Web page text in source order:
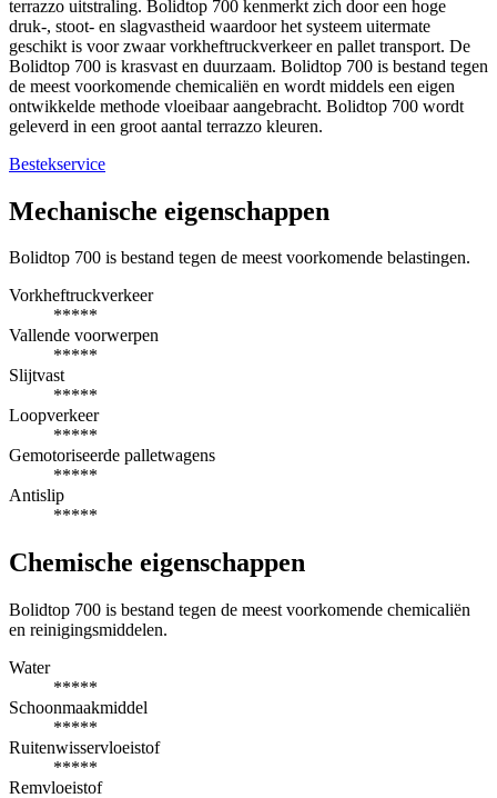
terrazzo uitstraling. Bolidtop 700 kenmerkt zich door een hoge
druk-, stoot- en slagvastheid waardoor het systeem uitermate
geschikt is voor zwaar vorkheftruckverkeer en pallet transport. De
Bolidtop 700 is krasvast en duurzaam. Bolidtop 700 is bestand tegen
de meest voorkomende chemicaliën en wordt middels een eigen
ontwikkelde methode vloeibaar aangebracht. Bolidtop 700 wordt
geleverd in een groot aantal terrazzo kleuren.
Bestekservice
Mechanische eigenschappen
Bolidtop 700 is bestand tegen de meest voorkomende belastingen.
Vorkheftruckverkeer
*****
Vallende voorwerpen
*****
Slijtvast
*****
Loopverkeer
*****
Gemotoriseerde palletwagens
*****
Antislip
*****
Chemische eigenschappen
Bolidtop 700 is bestand tegen de meest voorkomende chemicaliën
en reinigingsmiddelen.
Water
*****
Schoonmaakmiddel
*****
Ruitenwisservloeistof
*****
Remvloeistof